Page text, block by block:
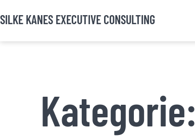
Inhalt
SILKE KANES EXECUTIVE CONSULTING
Kategorie: